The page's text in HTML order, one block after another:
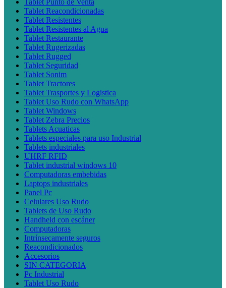
Tablet Punto de Venta
Tablet Reacondicionadas
Tablet Resistentes
Tablet Resistentes al Agua
Tablet Restaurante
Tablet Rugerizadas
Tablet Rugged
Tablet Seguridad
Tablet Sonim
Tablet Tractores
Tablet Trasportes y Logistica
Tablet Uso Rudo con WhatsApp
Tablet Windows
Tablet Zebra Precios
Tablets Acuaticas
Tablets especiales para uso Industrial
Tablets industriales
UHRF RFID
Tablet industrial windows 10
Computadoras embebidas
Laptops industriales
Panel Pc
Celulares Uso Rudo
Tablets de Uso Rudo
Handheld con escáner
Computadoras
Intrínsecamente seguros
Reacondicionados
Accesorios
SIN CATEGORIA
Pc Industrial
Tablet Uso Rudo